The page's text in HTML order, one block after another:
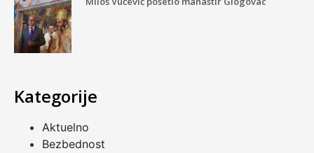
Kategorije
Aktuelno
Bezbednost